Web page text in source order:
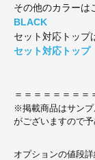
その他のカラーは
BLACK
セット対応トップ
セット対応トップ
＝＝＝＝＝＝＝＝
※掲載商品はサン
がございますので予
オプションの値段詳